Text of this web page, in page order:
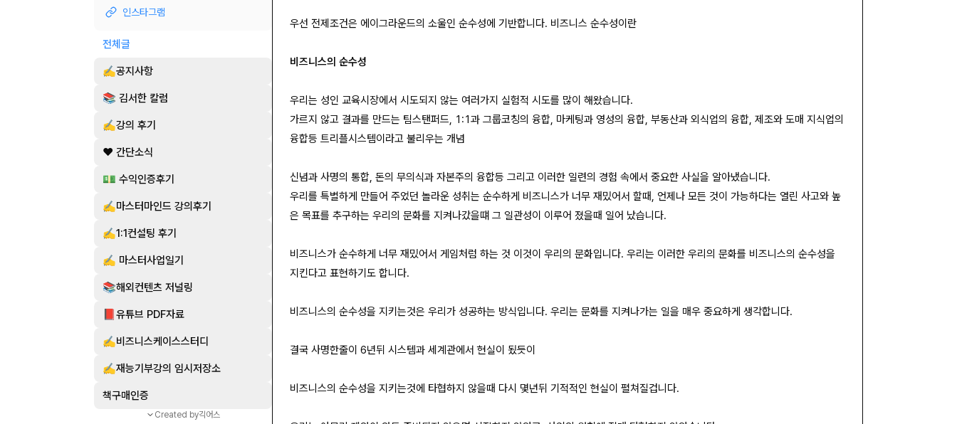
인스타그램
전체글
✍️공지사항
📚 김서한 칼럼
✍️강의 후기
❤️ 간단소식
💵 수익인증후기
✍️마스터마인드 강의후기
✍️1:1컨설팅 후기
✍️ 마스터사업일기
📚해외컨텐츠 저널링
📕유튜브 PDF자료
✍️비즈니스케이스스터디
✍️재능기부강의 임시저장소
책구매인증
Created by긱어스
우선 전제조건은 에이그라운드의 소울인 순수성에 기반합니다. 비즈니스 순수성이란
비즈니스의 순수성
우리는 성인 교육시장에서 시도되지 않는 여러가지 실험적 시도를 많이 해왔습니다.
가르지 않고 결과를 만드는 팀스탠퍼드, 1:1과 그룹코칭의 융합, 마케팅과 영성의 융합, 부동산과 외식업의 융합, 제조와 도매 지식업의
융합등 트리플시스템이라고 불리우는 개념
신념과 사명의 통합, 돈의 무의식과 자본주의 융합등 그리고 이러한 일련의 경험 속에서 중요한 사실을 알아냈습니다.
우리를 특별하게 만들어 주었던 놀라운 성취는 순수하게 비즈니스가 너무 재밌어서 할때, 언제나 모든 것이 가능하다는 열린 사고와 높
은 목표를 추구하는 우리의 문화를 지켜나갔을떄 그 일관성이 이루어 졌을때 일어 났습니다.
비즈니스가 순수하게 너무 재밌어서 게임처럼 하는 것 이것이 우리의 문화입니다. 우리는 이러한 우리의 문화를 비즈니스의 순수성을
지킨다고 표현하기도 합니다.
비즈니스의 순수성을 지키는것은 우리가 성공하는 방식입니다. 우리는 문화를 지켜나가는 일을 매우 중요하게 생각합니다.
결국 사명한줄이 6년뒤 시스템과 세계관에서 현실이 됬듯이
비즈니스의 순수성을 지키는것에 타협하지 않을때 다시 몇년뒤 기적적인 현실이 펼쳐질겁니다.